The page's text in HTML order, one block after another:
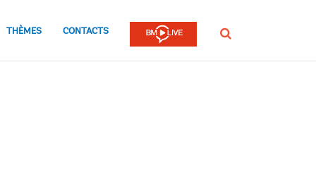
THÈMES CONTACTS Rechercher